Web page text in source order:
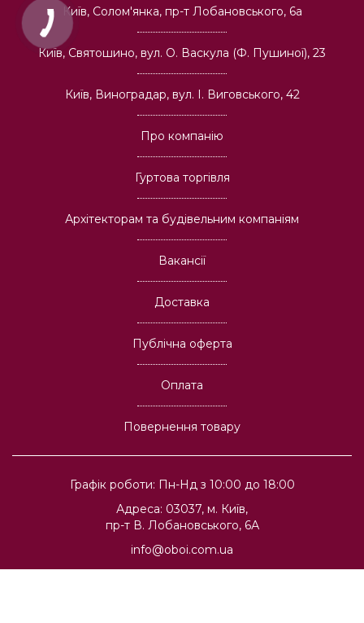
Київ, Солом'янка, пр-т Лобановського, 6а
Київ, Святошино, вул. О. Васкула (Ф. Пушиної), 23
Київ, Виноградар, вул. І. Виговського, 42
Графік роботи: Пн-Нд з 10:00 до 18:00
Адреса: 03037, м. Київ,
пр-т В. Лобановського, 6А
info@oboi.com.ua
Про компанію
Гуртова торгівля
Архітекторам та будівельним компаніям
Вакансії
Доставка
Публічна оферта
Оплата
Повернення товару